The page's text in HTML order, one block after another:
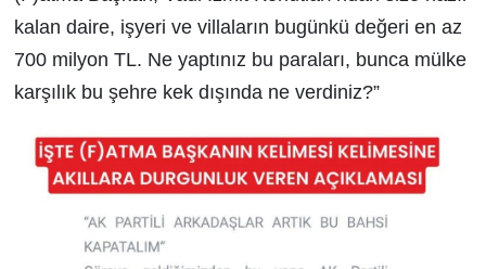
kalan daire, işyeri ve villaların bugünkü değeri en az
700 milyon TL. Ne yaptınız bu paraları, bunca mülke
karşılık bu şehre kek dışında ne verdiniz?”